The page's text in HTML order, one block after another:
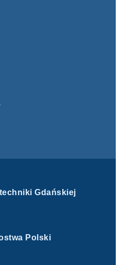
Gdańskiej
Polski